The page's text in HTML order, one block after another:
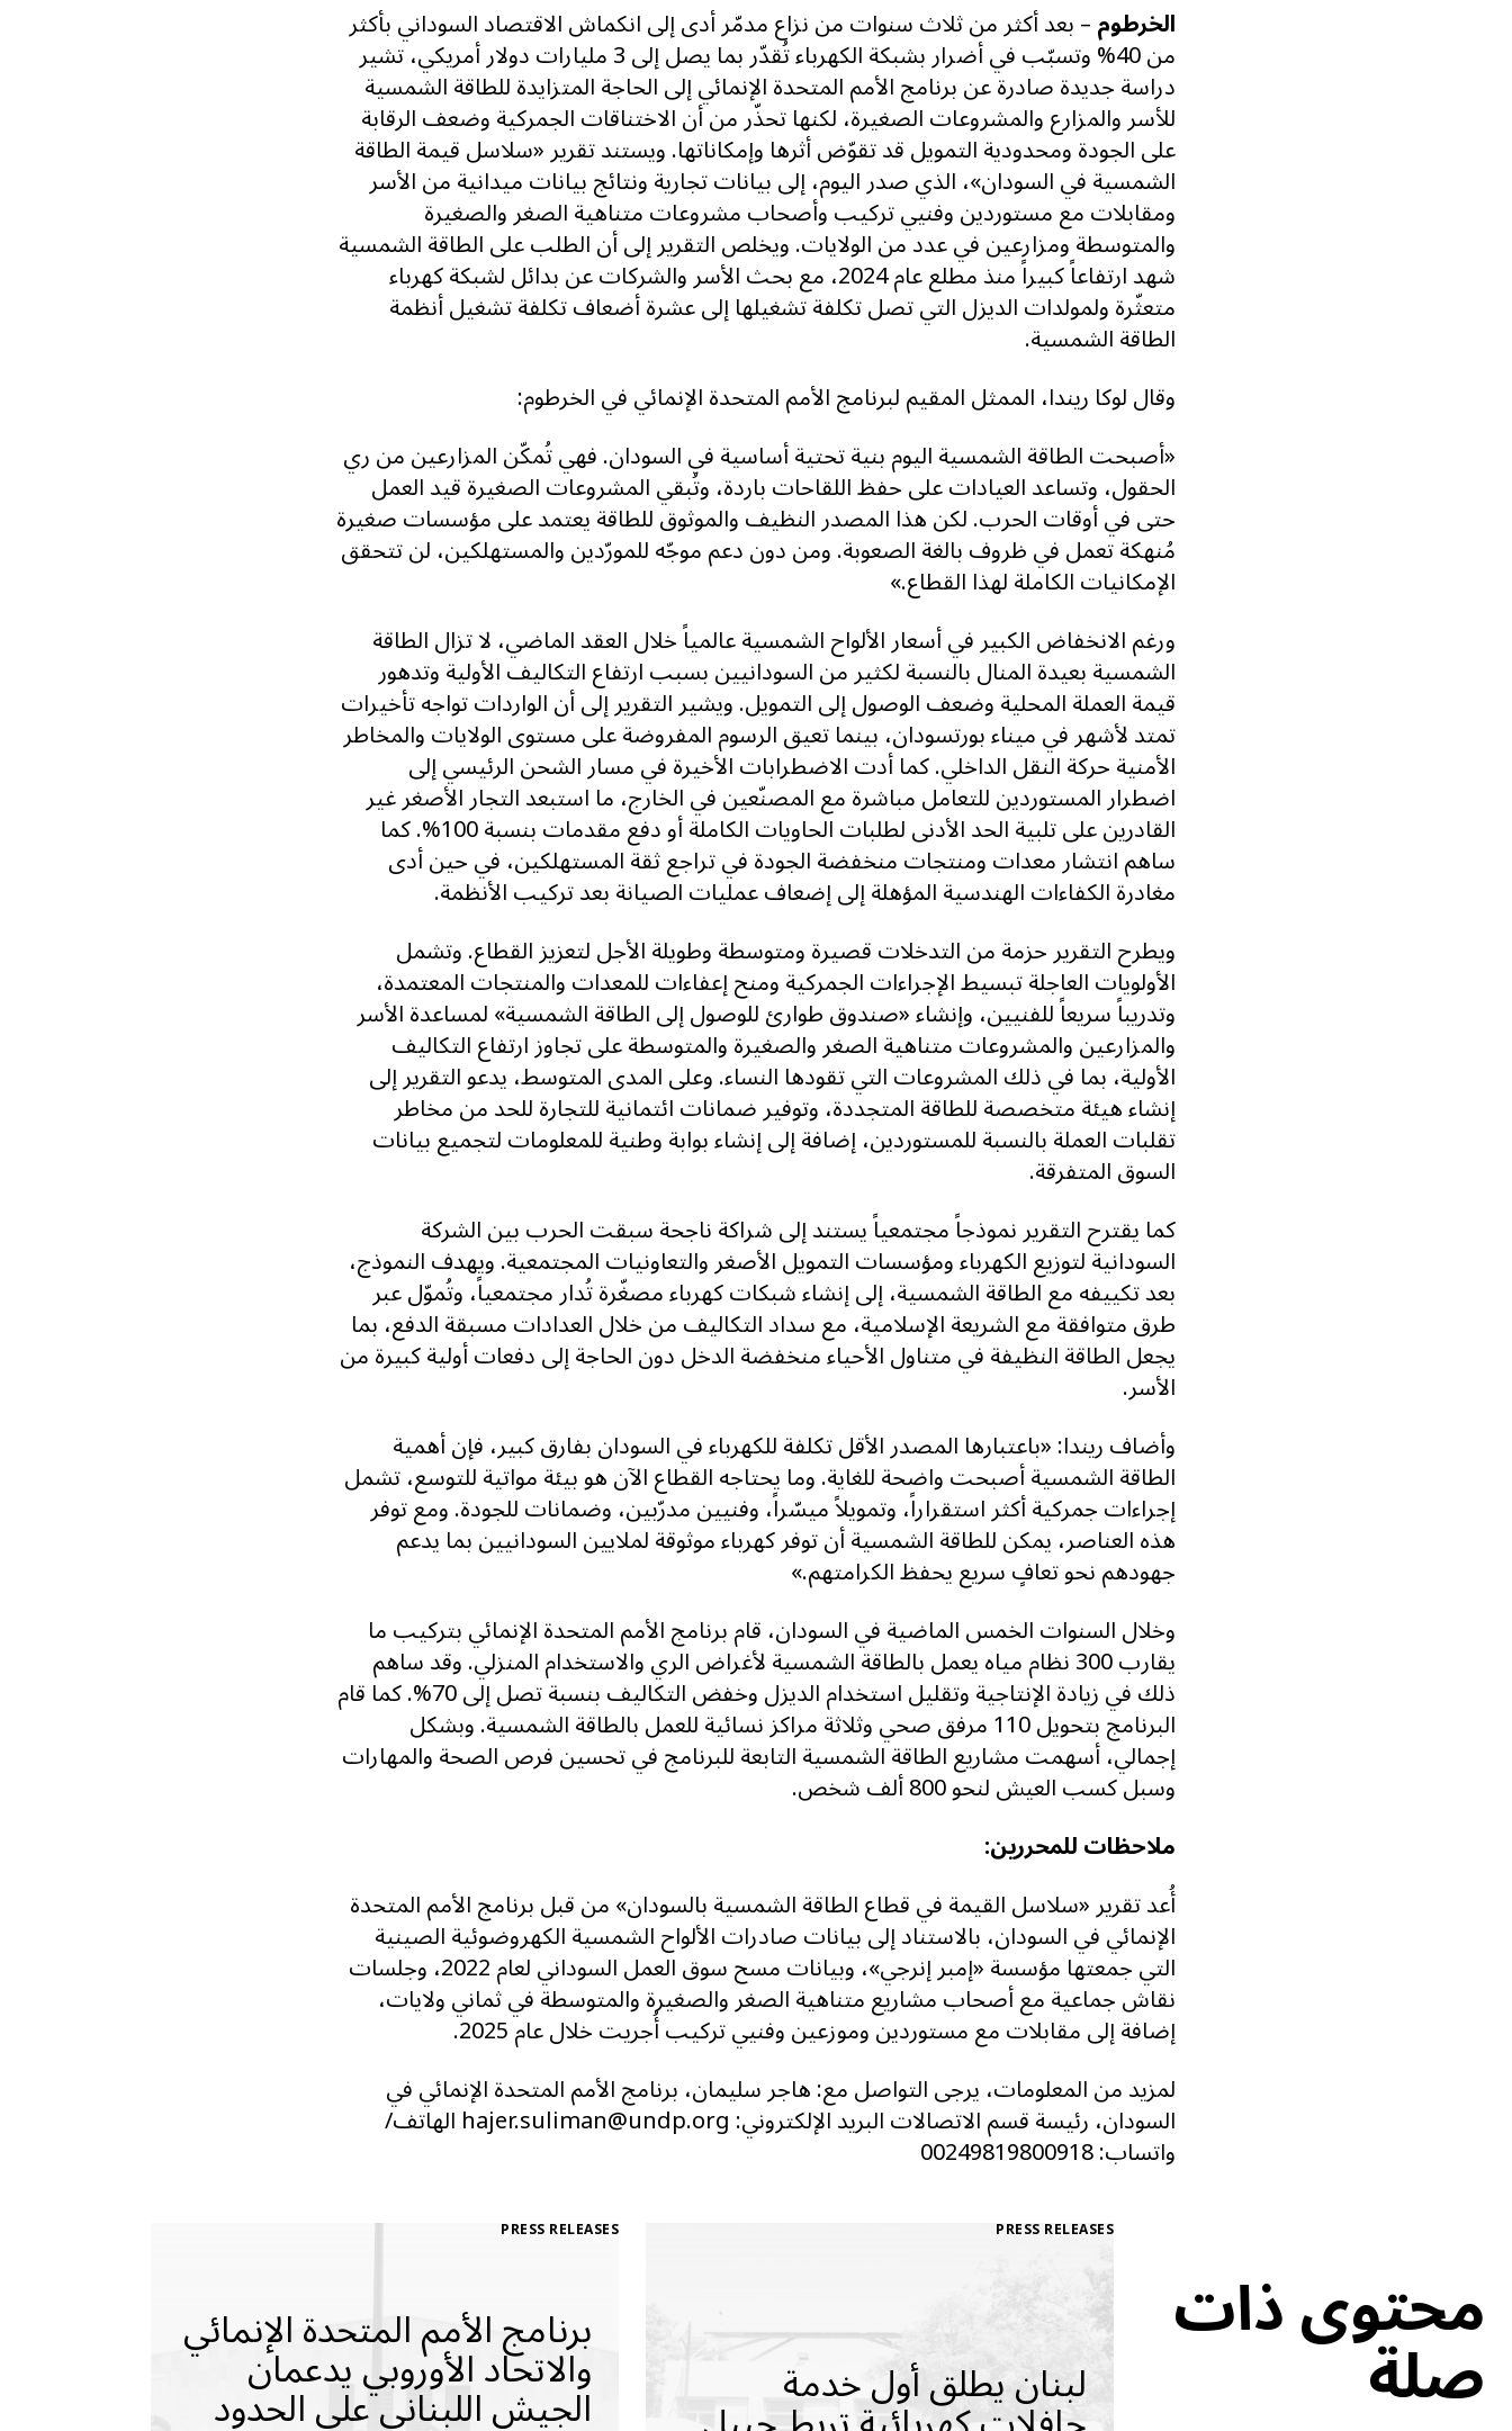
الخرطوم– بعد أكثر من ثلاث سنوات من نزاع مدمّر أدى إلى انكماش الاقتصاد السوداني بأكثر
من 40% وتسبّب في أضرار بشبكة الكهرباء تُقدّر بما يصل إلى 3 مليارات دولار أمريكي، تشير
دراسة جديدة صادرة عن برنامج الأمم المتحدة الإنمائي إلى الحاجة المتزايدة للطاقة الشمسية
للأسر والمزارع والمشروعات الصغيرة، لكنها تحذّر من أن الاختناقات الجمركية وضعف الرقابة
على الجودة ومحدودية التمويل قد تقوّض أثرها وإمكاناتها. ويستند تقرير «سلاسل قيمة الطاقة
الشمسية في السودان»، الذي صدر اليوم، إلى بيانات تجارية ونتائج بيانات ميدانية من الأسر
ومقابلات مع مستوردين وفنيي تركيب وأصحاب مشروعات متناهية الصغر والصغيرة
والمتوسطة ومزارعين في عدد من الولايات. ويخلص التقرير إلى أن الطلب على الطاقة الشمسية
شهد ارتفاعاً كبيراً منذ مطلع عام 2024، مع بحث الأسر والشركات عن بدائل لشبكة كهرباء
متعثّرة ولمولدات الديزل التي تصل تكلفة تشغيلها إلى عشرة أضعاف تكلفة تشغيل أنظمة
الطاقة الشمسية.
وقال لوكا ريندا، الممثل المقيم لبرنامج الأمم المتحدة الإنمائي في الخرطوم:
«أصبحت الطاقة الشمسية اليوم بنية تحتية أساسية في السودان. فهي تُمكّن المزارعين من ري
الحقول، وتساعد العيادات على حفظ اللقاحات باردة، وتُبقي المشروعات الصغيرة قيد العمل
حتى في أوقات الحرب. لكن هذا المصدر النظيف والموثوق للطاقة يعتمد على مؤسسات صغيرة
مُنهكة تعمل في ظروف بالغة الصعوبة. ومن دون دعم موجّه للمورّدين والمستهلكين، لن تتحقق
الإمكانيات الكاملة لهذا القطاع.»
ورغم الانخفاض الكبير في أسعار الألواح الشمسية عالمياً خلال العقد الماضي، لا تزال الطاقة
الشمسية بعيدة المنال بالنسبة لكثير من السودانيين بسبب ارتفاع التكاليف الأولية وتدهور
قيمة العملة المحلية وضعف الوصول إلى التمويل. ويشير التقرير إلى أن الواردات تواجه تأخيرات
تمتد لأشهر في ميناء بورتسودان، بينما تعيق الرسوم المفروضة على مستوى الولايات والمخاطر
الأمنية حركة النقل الداخلي. كما أدت الاضطرابات الأخيرة في مسار الشحن الرئيسي إلى
اضطرار المستوردين للتعامل مباشرة مع المصنّعين في الخارج، ما استبعد التجار الأصغر غير
القادرين على تلبية الحد الأدنى لطلبات الحاويات الكاملة أو دفع مقدمات بنسبة 100%. كما
ساهم انتشار معدات ومنتجات منخفضة الجودة في تراجع ثقة المستهلكين، في حين أدى
مغادرة الكفاءات الهندسية المؤهلة إلى إضعاف عمليات الصيانة بعد تركيب الأنظمة.
ويطرح التقرير حزمة من التدخلات قصيرة ومتوسطة وطويلة الأجل لتعزيز القطاع. وتشمل
الأولويات العاجلة تبسيط الإجراءات الجمركية ومنح إعفاءات للمعدات والمنتجات المعتمدة،
وتدريباً سريعاً للفنيين، وإنشاء «صندوق طوارئ للوصول إلى الطاقة الشمسية» لمساعدة الأسر
والمزارعين والمشروعات متناهية الصغر والصغيرة والمتوسطة على تجاوز ارتفاع التكاليف
الأولية، بما في ذلك المشروعات التي تقودها النساء. وعلى المدى المتوسط، يدعو التقرير إلى
إنشاء هيئة متخصصة للطاقة المتجددة، وتوفير ضمانات ائتمانية للتجارة للحد من مخاطر
تقلبات العملة بالنسبة للمستوردين، إضافة إلى إنشاء بوابة وطنية للمعلومات لتجميع بيانات
السوق المتفرقة.
كما يقترح التقرير نموذجاً مجتمعياً يستند إلى شراكة ناجحة سبقت الحرب بين الشركة
السودانية لتوزيع الكهرباء ومؤسسات التمويل الأصغر والتعاونيات المجتمعية. ويهدف النموذج،
بعد تكييفه مع الطاقة الشمسية، إلى إنشاء شبكات كهرباء مصغّرة تُدار مجتمعياً، وتُموّل عبر
طرق متوافقة مع الشريعة الإسلامية، مع سداد التكاليف من خلال العدادات مسبقة الدفع، بما
يجعل الطاقة النظيفة في متناول الأحياء منخفضة الدخل دون الحاجة إلى دفعات أولية كبيرة من
الأسر.
وأضاف ريندا: «باعتبارها المصدر الأقل تكلفة للكهرباء في السودان بفارق كبير، فإن أهمية
الطاقة الشمسية أصبحت واضحة للغاية. وما يحتاجه القطاع الآن هو بيئة مواتية للتوسع، تشمل
إجراءات جمركية أكثر استقراراً، وتمويلاً ميسّراً، وفنيين مدرّبين، وضمانات للجودة. ومع توفر
هذه العناصر، يمكن للطاقة الشمسية أن توفر كهرباء موثوقة لملايين السودانيين بما يدعم
جهودهم نحو تعافٍ سريع يحفظ الكرامتهم.»
وخلال السنوات الخمس الماضية في السودان، قام برنامج الأمم المتحدة الإنمائي بتركيب ما
يقارب 300 نظام مياه يعمل بالطاقة الشمسية لأغراض الري والاستخدام المنزلي. وقد ساهم
ذلك في زيادة الإنتاجية وتقليل استخدام الديزل وخفض التكاليف بنسبة تصل إلى 70%. كما قام
البرنامج بتحويل 110 مرفق صحي وثلاثة مراكز نسائية للعمل بالطاقة الشمسية. وبشكل
إجمالي، أسهمت مشاريع الطاقة الشمسية التابعة للبرنامج في تحسين فرص الصحة والمهارات
وسبل كسب العيش لنحو 800 ألف شخص.
ملاحظات للمحررين:
أُعد تقرير «سلاسل القيمة في قطاع الطاقة الشمسية بالسودان» من قبل برنامج الأمم المتحدة
الإنمائي في السودان، بالاستناد إلى بيانات صادرات الألواح الشمسية الكهروضوئية الصينية
التي جمعتها مؤسسة «إمبر إنرجي»، وبيانات مسح سوق العمل السوداني لعام 2022، وجلسات
نقاش جماعية مع أصحاب مشاريع متناهية الصغر والصغيرة والمتوسطة في ثماني ولايات،
إضافة إلى مقابلات مع مستوردين وموزعين وفنيي تركيب أُجريت خلال عام 2025.
لمزيد من المعلومات، يرجى التواصل مع: هاجر سليمان، برنامج الأمم المتحدة الإنمائي في
السودان، رئيسة قسم الاتصالات البريد الإلكتروني: hajer.suliman@undp.org الهاتف/
واتساب: 00249819800918
محتوى ذات
صلة
PRESS RELEASES
لبنان يطلق أول خدمة
PRESS RELEASES
برنامج الأمم المتحدة الإنمائي
والاتحاد الأوروبي يدعمان
الجيش اللبناني على الحدود